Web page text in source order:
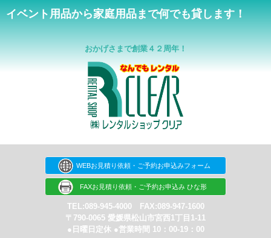
イベント用品から家庭用品まで何でも貸します！
おかげさまで創業４２周年！
WEBお見積り依頼・ご予約お申込みフォーム
FAXお見積り依頼・ご予約お申込み ひな形
TEL:089-945-4000 FAX:089-947-1600
〒790-0065 愛媛県松山市宮西1丁目1-11
●日曜日定休 ●営業時間 10：00-19：00